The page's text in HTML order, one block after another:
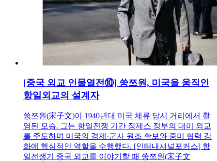
[중국 외교 인물열전⑩] 쑹쯔원, 미국을 움직인
항일외교의 설계자
쑹쯔원(宋子文)이 1940년대 미국 체류 당시 거리에서 촬
영된 모습. 그는 항일전쟁 기간 장제스 정부의 대미 외교
를 주도하며 미국의 경제·군사 원조 확보와 중미 협력 강
화에 핵심적인 역할을 수행했다. [인터내셔널포커스] 항
일전쟁기 중국 외교를 이야기할 때 쑹쯔원(宋子文